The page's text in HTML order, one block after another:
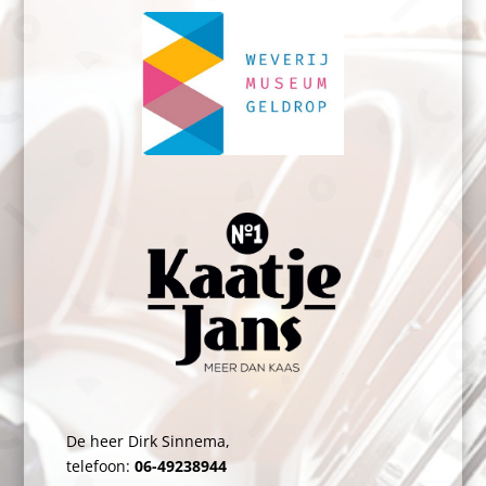
De heer Dirk Sinnema,
telefoon:06-49238944